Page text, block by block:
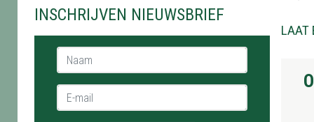
INSCHRIJVEN NIEUWSBRIEF
Naam *
E-mail *
LAAT